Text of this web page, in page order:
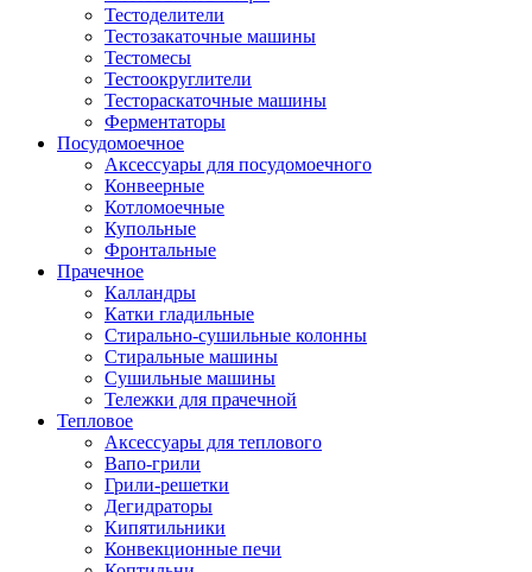
Тестоделители
Тестозакаточные машины
Тестомесы
Тестоокруглители
Тестораскаточные машины
Ферментаторы
Посудомоечное
Аксессуары для посудомоечного
Конвеерные
Котломоечные
Купольные
Фронтальные
Прачечное
Калландры
Катки гладильные
Стирально-сушильные колонны
Стиральные машины
Сушильные машины
Тележки для прачечной
Тепловое
Аксессуары для теплового
Вапо-грили
Грили-решетки
Дегидраторы
Кипятильники
Конвекционные печи